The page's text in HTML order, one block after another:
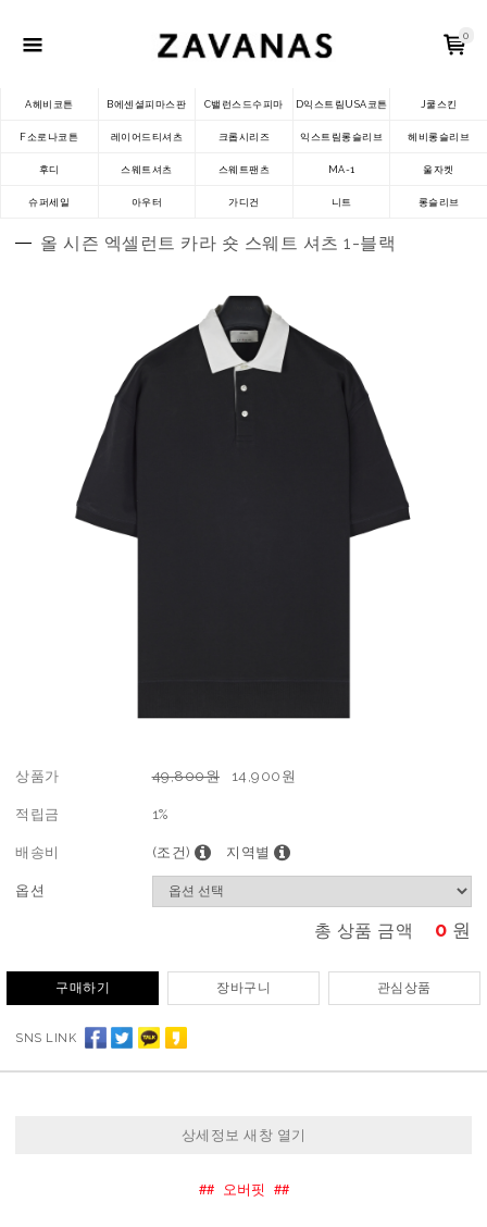
0
A헤비코튼 B에센셜피마스판 C밸런스드수피마 D익스트림USA코튼 J쿨스킨
F소로나코튼 레이어드티셔츠 크롭시리즈 익스트림롱슬리브 헤비롱슬리브
후디 스웨트셔츠 스웨트팬츠 MA-1 울자켓
슈퍼세일 아우터 가디건 니트 롱슬리브
올 시즌 엑셀런트 카라 숏 스웨트 셔츠 1-블랙
상품가 49,800원 14,900 원
적립금 1%
배송비 (조건) 지역별
옵션
총 상품 금액 0 원
구매하기 장바구니 관심상품
SNS LINK
상세정보 새창 열기
##  오버핏  ##